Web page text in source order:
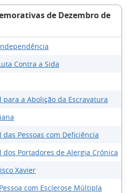
de Dezembro de
Contra a Sida
a Abolição da Escravatura
Pessoas com Deficiência
Portadores de Alergia Crónica
Xavier
com Esclerose Múltipla